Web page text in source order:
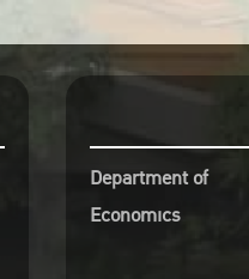
Department of
Economics